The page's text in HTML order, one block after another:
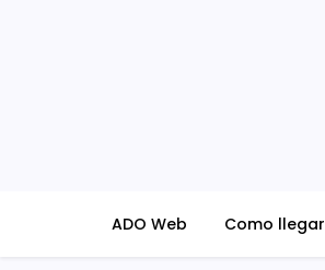
ADO Web Como llegar